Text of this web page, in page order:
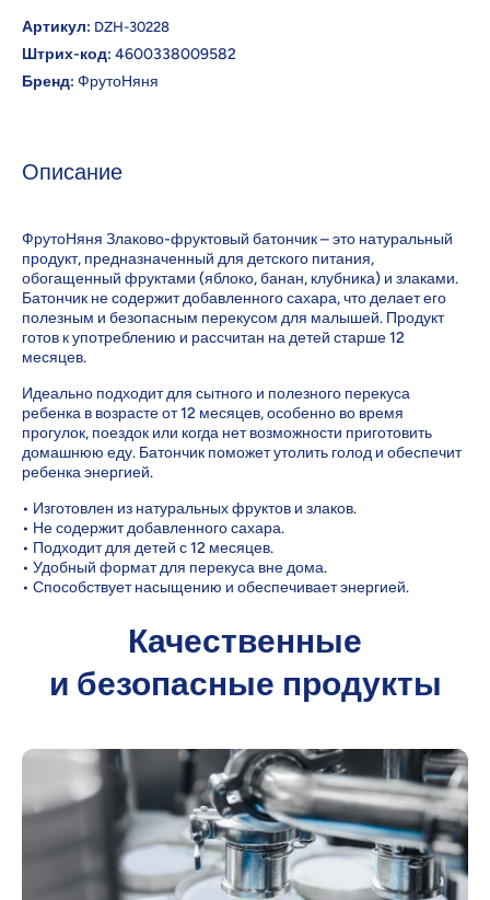
Артикул: DZH-30228
Штрих-код: 4600338009582
Бренд: ФрутоНяня
Описание
ФрутоНяня Злаково-фруктовый батончик – это натуральный
продукт, предназначенный для детского питания,
обогащенный фруктами (яблоко, банан, клубника) и злаками.
Батончик не содержит добавленного сахара, что делает его
полезным и безопасным перекусом для малышей. Продукт
готов к употреблению и рассчитан на детей старше 12
месяцев.
Идеально подходит для сытного и полезного перекуса
ребенка в возрасте от 12 месяцев, особенно во время
прогулок, поездок или когда нет возможности приготовить
домашнюю еду. Батончик поможет утолить голод и обеспечит
ребенка энергией.
• Изготовлен из натуральных фруктов и злаков.
• Не содержит добавленного сахара.
• Подходит для детей с 12 месяцев.
• Удобный формат для перекуса вне дома.
• Способствует насыщению и обеспечивает энергией.
Качественные
и безопасные продукты